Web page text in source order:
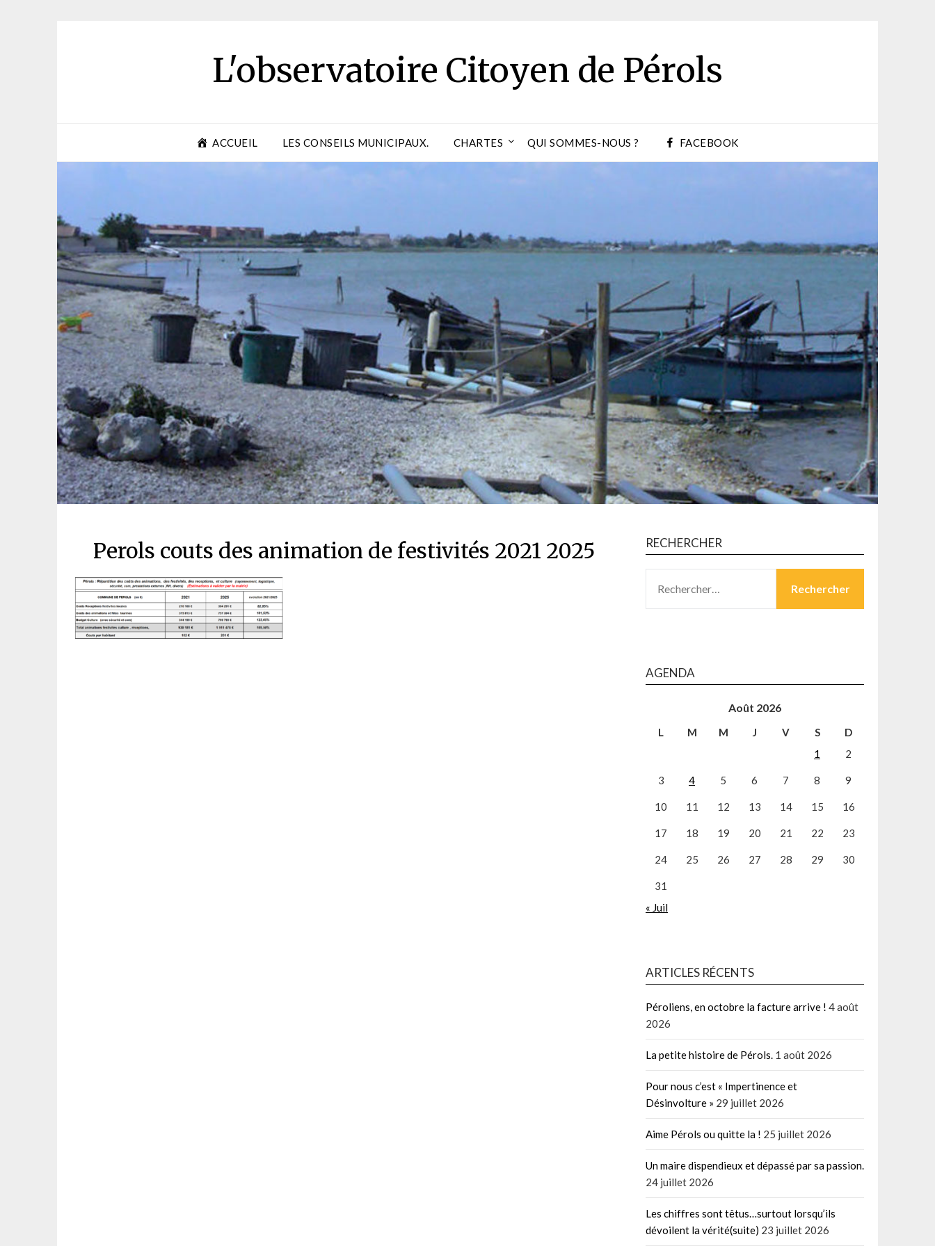
L'observatoire Citoyen de Pérols
ACCUEIL LES CONSEILS MUNICIPAUX. CHARTES QUI SOMMES-NOUS ? FACEBOOK
Perols couts des animation de festivités 2021 2025 RECHERCHER
AGENDA
Août 2026
L M M J V S
D
1
2
3 4 5 6 7 8 9
10 11 12 13 14 15 16
17 18 19 20 21 22 23
24 25 26 27 28 29 30
31
« Juil
ARTICLES RÉCENTS
Péroliens, en octobre la facture arrive ! 4 août
2026
La petite histoire de Pérols. 1 août 2026
Pour nous c’est « Impertinence et
Désinvolture » 29 juillet 2026
Aime Pérols ou quitte la ! 25 juillet 2026
Un maire dispendieux et dépassé par sa passion.
24 juillet 2026
Les chiffres sont têtus…surtout lorsqu’ils
dévoilent la vérité(suite) 23 juillet 2026